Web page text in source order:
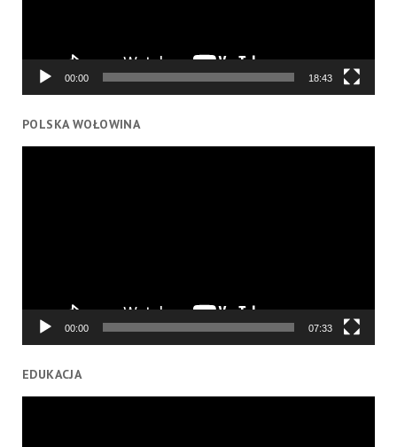
00:00 18:43
POLSKA WOŁOWINA
00:00 07:33
EDUKACJA